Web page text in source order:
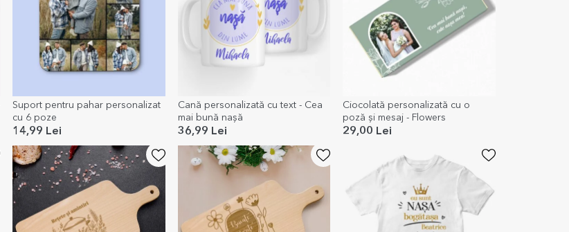
Suport pentru pahar personalizat
cu 6 poze
14,99 Lei
Cană personalizată cu text - Cea
mai bună nașă
36,99 Lei
Ciocolată personalizată cu o
poză și mesaj - Flowers
29,00 Lei